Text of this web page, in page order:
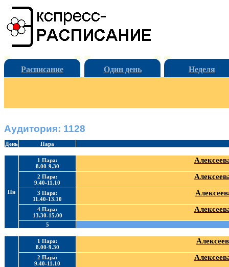
Расписание Один день Неделя
Аудитория: 1128
День Пара
Пн
1 Пара:
8.00-9.30
2 Пара:
9.40-11.10
3 Пара:
11.40-13.10
4 Пара:
13.30-15.00
5
1 Пара:
8.00-9.30
2 Пара:
9.40-11.10